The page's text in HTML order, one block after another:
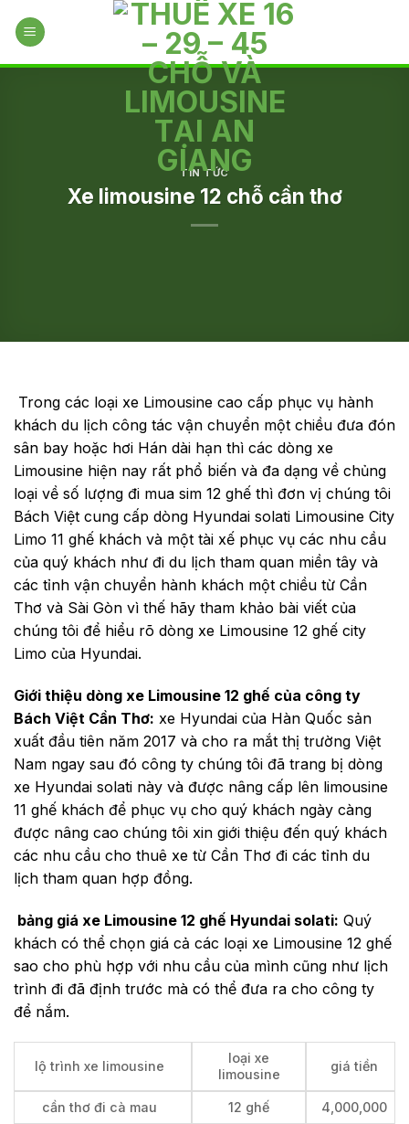
TIN TỨC
Xe limousine 12 chỗ cần thơ
Trong các loại xe Limousine cao cấp phục vụ hành
khách du lịch công tác vận chuyển một chiều đưa đón
sân bay hoặc hơi Hán dài hạn thì các dòng xe
Limousine hiện nay rất phổ biến và đa dạng về chủng
loại về số lượng đi mua sim 12 ghế thì đơn vị chúng tôi
Bách Việt cung cấp dòng Hyundai solati Limousine City
Limo 11 ghế khách và một tài xế phục vụ các nhu cầu
của quý khách như đi du lịch tham quan miền tây và
các tỉnh vận chuyển hành khách một chiều từ Cần
Thơ và Sài Gòn vì thế hãy tham khảo bài viết của
chúng tôi để hiểu rõ dòng xe Limousine 12 ghế city
Limo của Hyundai.
Giới thiệu dòng xe Limousine 12 ghế của công ty
Bách Việt Cần Thơ: xe Hyundai của Hàn Quốc sản
xuất đầu tiên năm 2017 và cho ra mắt thị trường Việt
Nam ngay sau đó công ty chúng tôi đã trang bị dòng
xe Hyundai solati này và được nâng cấp lên limousine
11 ghế khách để phục vụ cho quý khách ngày càng
được nâng cao chúng tôi xin giới thiệu đến quý khách
các nhu cầu cho thuê xe từ Cần Thơ đi các tỉnh du
lịch tham quan hợp đồng.
bảng giá xe Limousine 12 ghế Hyundai solati: Quý
khách có thể chọn giá cả các loại xe Limousine 12 ghế
sao cho phù hợp với nhu cầu của mình cũng như lịch
trình đi đã định trước mà có thể đưa ra cho công ty
để nắm.
lộ trình xe limousine
loại xe
limousine
giá tiền
cần thơ đi cà mau 12 ghế 4,000,000